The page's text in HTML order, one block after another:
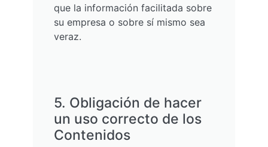
que la información facilitada sobre
su empresa o sobre sí mismo sea
veraz.
5. Obligación de hacer
un uso correcto de los
Contenidos